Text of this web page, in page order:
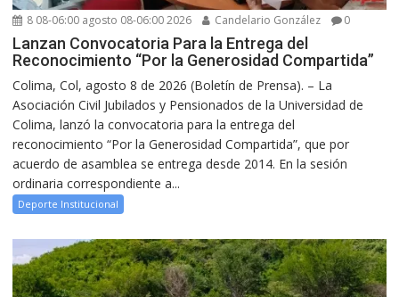
8 08-06:00 agosto 08-06:00 2026 Candelario González 0
Lanzan Convocatoria Para la Entrega del
Reconocimiento “Por la Generosidad Compartida”
Colima, Col, agosto 8 de 2026 (Boletín de Prensa). – La
Asociación Civil Jubilados y Pensionados de la Universidad de
Colima, lanzó la convocatoria para la entrega del
reconocimiento “Por la Generosidad Compartida”, que por
acuerdo de asamblea se entrega desde 2014. En la sesión
ordinaria correspondiente a...
Deporte Institucional